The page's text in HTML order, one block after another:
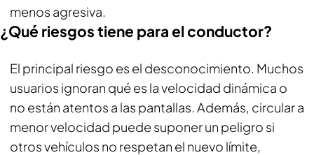
menos agresiva.
¿Qué riesgos tiene para el conductor?
El principal riesgo es el desconocimiento. Muchos
usuarios ignoran qué es la velocidad dinámica o
no están atentos a las pantallas. Además, circular a
menor velocidad puede suponer un peligro si
otros vehículos no respetan el nuevo límite,